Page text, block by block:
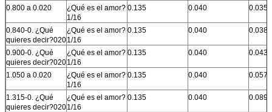
0.800 a 0.020
¿Qué es el amor?
1/16
0.135 0.040 0.035
0.840-0. ¿Qué
quieres decir?020
¿Qué es el amor?
1/16
0.135 0.040 0.038
0.900-0. ¿Qué
quieres decir?020
¿Qué es el amor?
1/16
0.135 0.040 0.043
1.050 a 0.020
¿Qué es el amor?
1/16
0.135 0.040 0.057
1.315-0. ¿Qué
quieres decir?020
¿Qué es el amor?
1/16
0.135 0.040 0.089